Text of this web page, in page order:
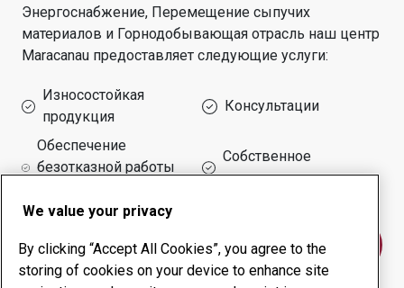
Энергоснабжение, Перемещение сыпучих
материалов и Горнодобывающая отрасль наш центр
Maracanau предоставляет следующие услуги:
Износостойкая
продукция
Консультации
Обеспечение
безотказной работы
Собственное
производство
Свяжитесь с нами
We value your privacy
By clicking “Accept All Cookies”, you agree to the
storing of cookies on your device to enhance site